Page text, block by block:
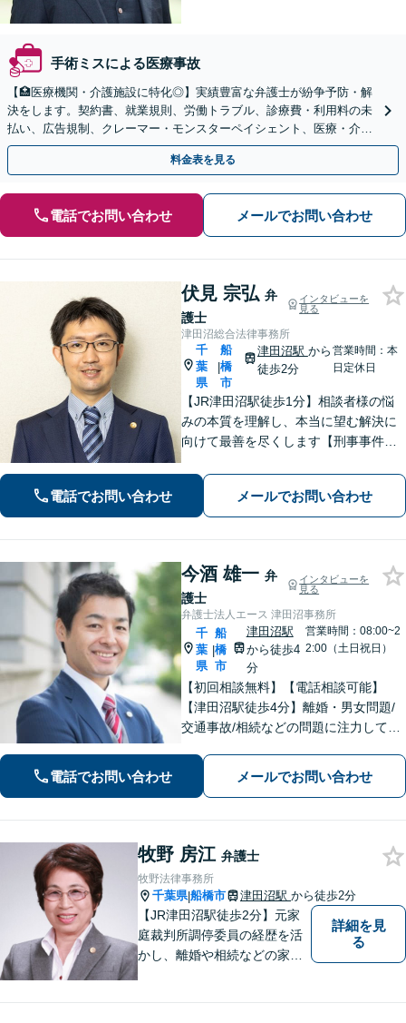
手術ミスによる医療事故
【🏥医療機関・介護施設に特化◎】実績豊富な弁護士が紛争予防・解
決をします。契約書、就業規則、労働トラブル、診療費・利用料の未
払い、広告規制、クレーマー・モンスターペイシェント、医療・介護
事故などに対応【顧問契約あり】
料金表を見る
電話でお問い合わせ メールでお問い合わせ
伏見 宗弘 弁
護士
インタビューを
見る
津田沼総合法律事務所
千
葉
県
|
船
橋
市
津田沼駅 から
徒歩2分
営業時間：本
日定休日
【JR津田沼駅徒歩1分】相談者様の悩
みの本質を理解し、本当に望む解決に
向けて最善を尽くします【刑事事件】
い【交通事故】医療費の打ち切り、後
遺障害等級認定など。保険会社との対
等な交渉にはぜひ弁護士にご依頼を！
電話でお問い合わせ メールでお問い合わせ
今酒 雄一 弁
護士
インタビューを
見る
弁護士法人エース 津田沼事務所
千
葉
県
|
船
橋
市
津田沼駅
から徒歩4
分
営業時間：08:00~2
2:00（土日祝日）
【初回相談無料】【電話相談可能】
【津田沼駅徒歩4分】離婚・男女問題/
交通事故/相続などの問題に注力してい
電話でお問い合わせ メールでお問い合わせ
牧野 房江 弁護士
牧野法律事務所
千葉県|船橋市 津田沼駅 から徒歩2分
【JR津田沼駅徒歩2分】元家
庭裁判所調停委員の経歴を活
かし、離婚や相続などの家事
詳細を見
る